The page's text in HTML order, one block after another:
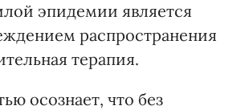
эпидемии является
распространения
терапия.
осознает, что без